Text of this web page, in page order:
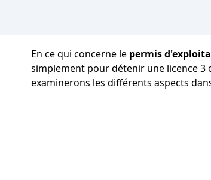
En ce qui concerne le permis
simplement pour détenir une licence
examinerons les différents aspects